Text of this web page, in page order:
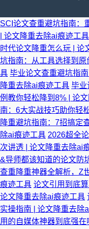
SCI论文查重避坑指南：
| 论文降重去除ai痕迹工具
时代论文降重怎么玩 | 论
坑指南：从工具选择到
具 毕业论文查重避坑指
降重去除ai痕迹工具 毕业
例教你轻松降到8% | 论
南：6大实战技巧助你轻
降重避坑指南：7招搞定
除ai痕迹工具 2026超全
次讲透 | 论文降重去除ai
&导师都该知道的论文防
查重降重神器全解析，Z
痕迹工具 论文引用到底
论文降重去除ai痕迹工具
实操指南 | 论文降重去除
用的自媒体神器到底强